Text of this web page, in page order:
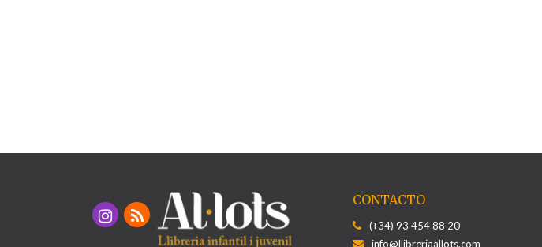
CONTACTO
(+34) 93 454 88 20
info@llibreriaallots.com